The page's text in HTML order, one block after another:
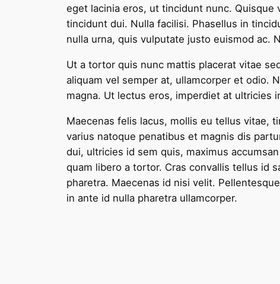
eget lacinia eros, ut tincidunt nunc.
tincidunt dui. Nulla facilisi. Phasellus in
nulla urna, quis vulputate justo euismod ac.
Ut a tortor quis nunc mattis placerat vitae
aliquam vel semper at, ullamcorper et odio.
magna. Ut lectus eros, imperdiet at ultricies
Maecenas felis lacus, mollis eu tellus vitae,
varius natoque penatibus et magnis dis
dui, ultricies id sem quis, maximus
quam libero a tortor. Cras convallis tellus id
pharetra. Maecenas id nisi velit.
in ante id nulla pharetra ullamcorper.